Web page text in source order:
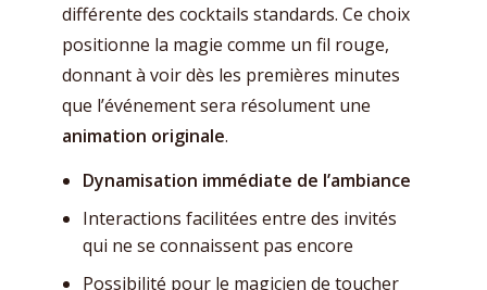
différente des cocktails standards. Ce choix
positionne la magie comme un fil rouge,
donnant à voir dès les premières minutes
que l’événement sera résolument une
animation originale.
Dynamisation immédiate de l’ambiance
Interactions facilitées entre des invités
qui ne se connaissent pas encore
Possibilité pour le magicien de toucher